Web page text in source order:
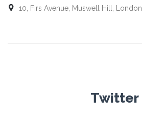
 10, Firs Avenue, Muswell Hill, London
Twitter